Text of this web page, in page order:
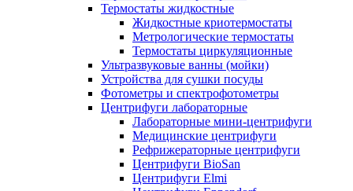
Термостаты жидкостные
Жидкостные криотермостаты
Метрологические термостаты
Термостаты циркуляционные
Ультразвуковые ванны (мойки)
Устройства для сушки посуды
Фотометры и спектрофотометры
Центрифуги лабораторные
Лабораторные мини-центрифуги
Медицинские центрифуги
Рефрижераторные центрифуги
Центрифуги BioSan
Центрифуги Elmi